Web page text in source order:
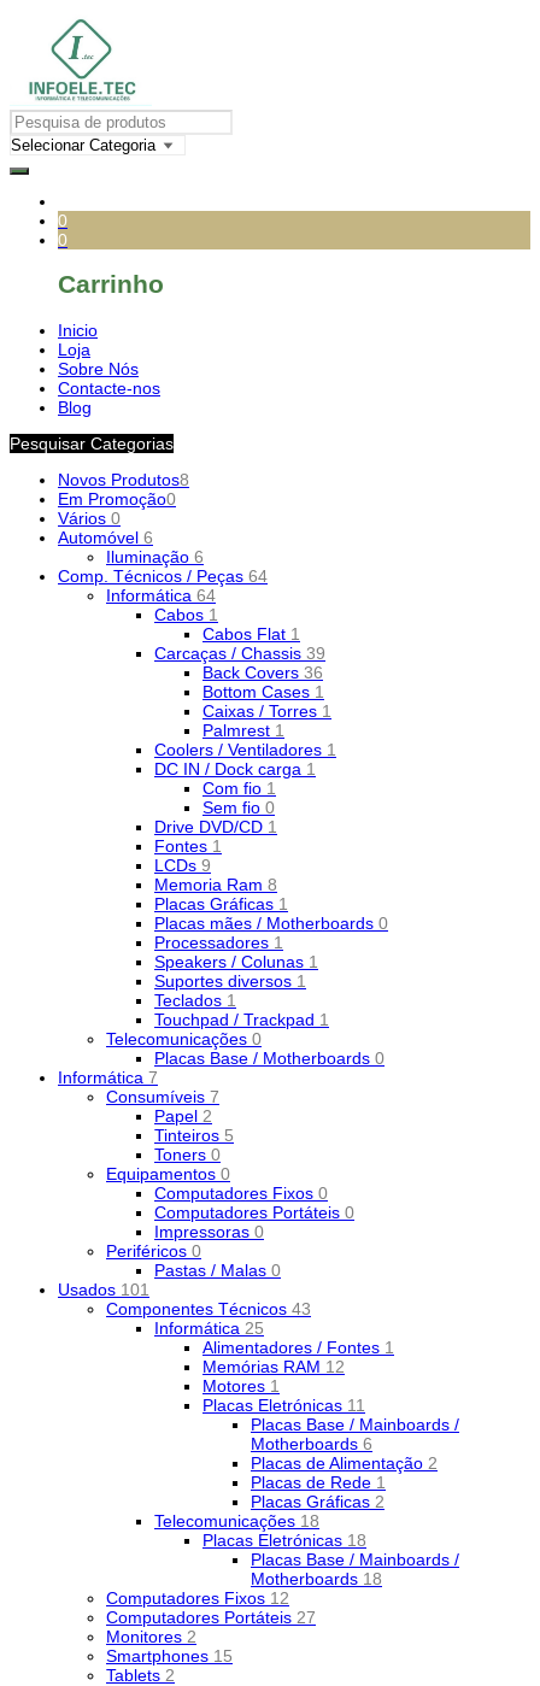
0
0
Carrinho
Inicio
Loja
Sobre Nós
Contacte-nos
Blog
Pesquisar Categorias
Novos Produtos8
Em Promoção0
Vários 0
Automóvel 6
Iluminação 6
Comp. Técnicos / Peças 64
Informática 64
Cabos 1
Cabos Flat 1
Carcaças / Chassis 39
Back Covers 36
Bottom Cases 1
Caixas / Torres 1
Palmrest 1
Coolers / Ventiladores 1
DC IN / Dock carga 1
Com fio 1
Sem fio 0
Drive DVD/CD 1
Fontes 1
LCDs 9
Memoria Ram 8
Placas Gráficas 1
Placas mães / Motherboards 0
Processadores 1
Speakers / Colunas 1
Suportes diversos 1
Teclados 1
Touchpad / Trackpad 1
Telecomunicações 0
Placas Base / Motherboards 0
Informática 7
Consumíveis 7
Papel 2
Tinteiros 5
Toners 0
Equipamentos 0
Computadores Fixos 0
Computadores Portáteis 0
Impressoras 0
Periféricos 0
Pastas / Malas 0
Usados 101
Componentes Técnicos 43
Informática 25
Alimentadores / Fontes 1
Memórias RAM 12
Motores 1
Placas Eletrónicas 11
Placas Base / Mainboards /
Motherboards 6
Placas de Alimentação 2
Placas de Rede 1
Placas Gráficas 2
Telecomunicações 18
Placas Eletrónicas 18
Placas Base / Mainboards /
Motherboards 18
Computadores Fixos 12
Computadores Portáteis 27
Monitores 2
Smartphones 15
Tablets 2